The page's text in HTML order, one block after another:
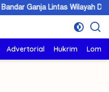
Wilayah Dibekuk di KSB,
Advertorial Hukrim